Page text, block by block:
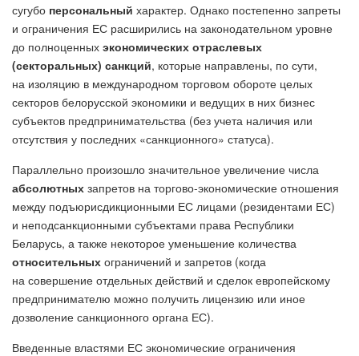
сугубо персональный характер. Однако постепенно запреты
и ограничения ЕС расширились на законодательном уровне
до полноценных экономических отраслевых
(секторальных) санкций, которые направлены, по сути,
на изоляцию в международном торговом обороте целых
секторов белорусской экономики и ведущих в них бизнес
субъектов предпринимательства (без учета наличия или
отсутствия у последних «санкционного» статуса).
Параллельно произошло значительное увеличение числа
абсолютных запретов на торгово-экономические отношения
между подъюрисдикционными ЕС лицами (резидентами ЕС)
и неподсанкционными субъектами права Республики
Беларусь, а также некоторое уменьшение количества
относительных ограничений и запретов (когда
на совершение отдельных действий и сделок европейскому
предпринимателю можно получить лицензию или иное
дозволение санкционного органа ЕС).
Введенные властями ЕС экономические ограничения